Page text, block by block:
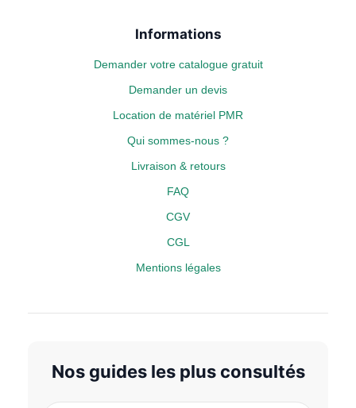
Informations
Demander votre catalogue gratuit
Demander un devis
Location de matériel PMR
Qui sommes-nous ?
Livraison & retours
FAQ
CGV
CGL
Mentions légales
Nos guides les plus consultés